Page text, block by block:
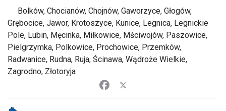
Bolków, Chocianów, Chojnów, Gaworzyce, Głogów,
Grębocice, Jawor, Krotoszyce, Kunice, Legnica, Legnickie
Pole, Lubin, Męcinka, Miłkowice, Mściwojów, Paszowice,
Pielgrzymka, Polkowice, Prochowice, Przemków,
Radwanice, Rudna, Ruja, Ścinawa, Wądroże Wielkie,
Zagrodno, Złotoryja